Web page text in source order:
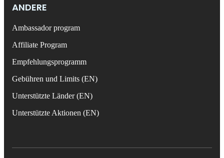
ANDERE
Ambassador program
Affiliate Program
Empfehlungsprogramm
Gebühren und Limits (EN)
Unterstützte Länder (EN)
Unterstützte Aktionen (EN)